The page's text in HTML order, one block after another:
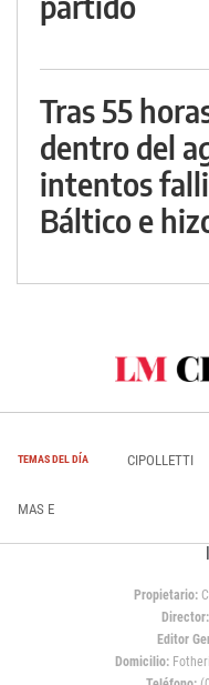
Tras 55
dentro del
intentos
Báltico e
TEMAS DEL DÍA CIPOLLETTI
MAS E
Propietario:
Director:
Editor
Domicilio: